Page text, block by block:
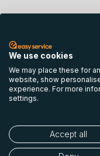
We use cookies
We may place these for
website, show
experience. For more
settings.
Accept all